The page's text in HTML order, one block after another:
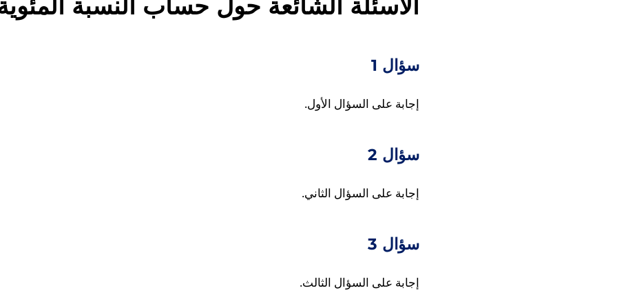
سؤال 1
إجابة على السؤال الأول.
سؤال 2
إجابة على السؤال الثاني.
سؤال 3
إجابة على السؤال الثالث.